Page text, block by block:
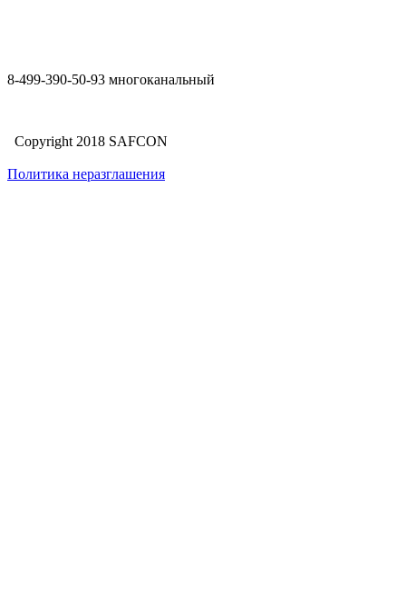
8-499-390-50-93 многоканальный
Copyright 2018 SAFCON
Политика неразглашения